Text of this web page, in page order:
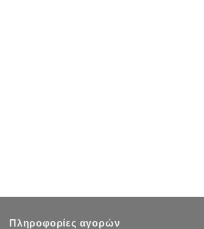
Πληροφορίες αγορών